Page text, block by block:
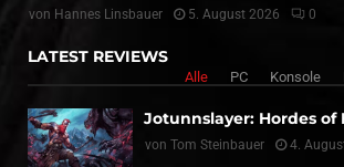
von Hannes Linsbauer 5. August 2026 0
LATEST REVIEWS
Alle PC Konsole
Jotunnslayer: Hordes of
von Tom Steinbauer 4.